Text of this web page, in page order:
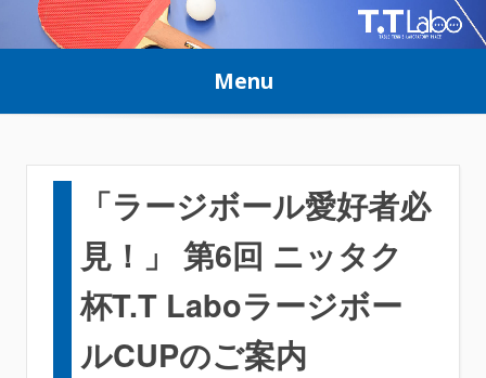
to
Menu
「ラージボール愛好者必
見！」 第6回 ニッタク
杯T.T Laboラージボー
ルCUPのご案内